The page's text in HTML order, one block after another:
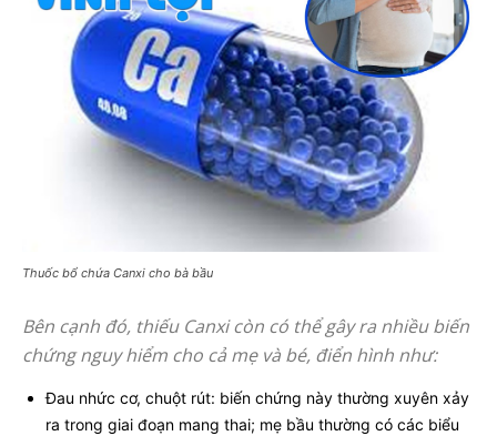
Thuốc bổ chứa Canxi cho bà bầu
Bên cạnh đó, thiếu Canxi còn có thể gây ra nhiều biến
chứng nguy hiểm cho cả mẹ và bé, điển hình như:
Đau nhức cơ, chuột rút: biến chứng này thường xuyên xảy
ra trong giai đoạn mang thai; mẹ bầu thường có các biểu